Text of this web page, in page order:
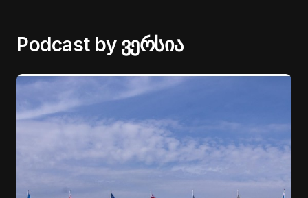
Podcast by ვერსია